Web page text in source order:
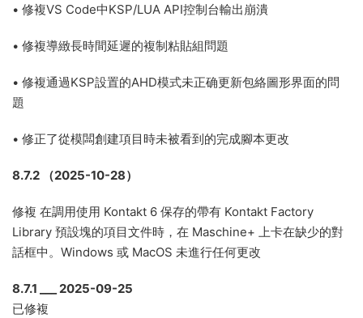
• 修複VS Code中KSP/LUA API控制台輸出崩潰
• 修複導緻長時間延遲的複制粘貼組問題
• 修複通過KSP設置的AHD模式未正确更新包絡圖形界面的問
題
• 修正了從模闆創建項目時未被看到的完成腳本更改
8.7.2 （2025-10-28）
修複 在調用使用 Kontakt 6 保存的帶有 Kontakt Factory
Library 預設塊的項目文件時，在 Maschine+ 上卡在缺少的對
話框中。Windows 或 MacOS 未進行任何更改
8.7.1 ___ 2025-09-25
已修複